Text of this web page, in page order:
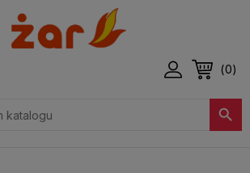
(0)
